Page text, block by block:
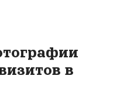
в